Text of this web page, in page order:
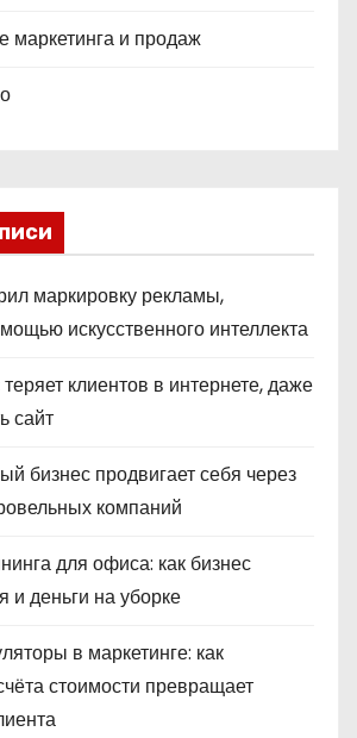
маркетинга и продаж
маркировку рекламы,
искусственного интеллекта
клиентов в интернете, даже
сайт
бизнес продвигает себя через
компаний
для офиса: как бизнес
и деньги на уборке
в маркетинге: как
стоимости превращает